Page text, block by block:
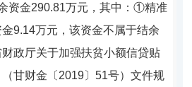
资金290.81万元，其中：①精准
9.14万元，该资金不属于结余
政厅关于加强扶贫小额信贷贴
甘财金〔2019〕51号）文件规